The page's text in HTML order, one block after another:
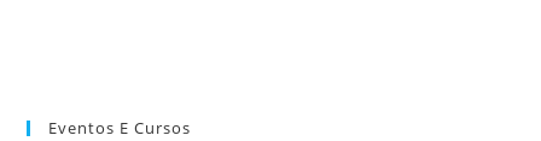
Eventos E Cursos